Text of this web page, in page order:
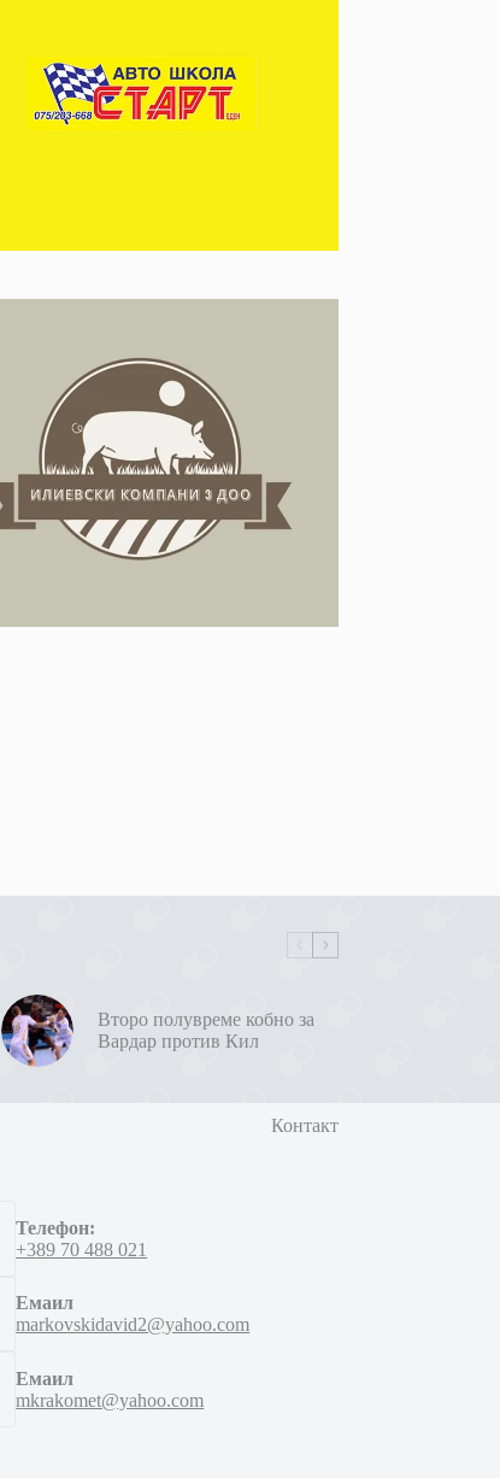
Второ полувреме кобно за
Вардар против Кил
Контакт
Телефон:
+389 70 488 021
Емаил
markovskidavid2@yahoo.com
Емаил
mkrakomet@yahoo.com